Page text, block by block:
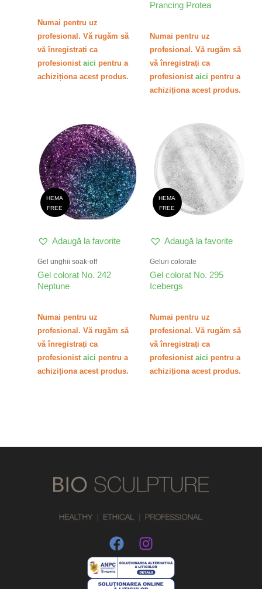
Numai pentru uz
profesional. Vă rugăm să
vă înregistrați ca
profesionist aici pentru a
achiziționa acest produs.
Prancing Protea
Numai pentru uz
profesional. Vă rugăm să
vă înregistrați ca
profesionist aici pentru a
achiziționa acest produs.
HEMA
FREE
Adaugă la favorite
Gel unghii soak-off
Gel colorat No. 242
Neptune
Numai pentru uz
profesional. Vă rugăm să
vă înregistrați ca
profesionist aici pentru a
achiziționa acest produs.
HEMA
FREE
Adaugă la favorite
Geluri colorate
Gel colorat No. 295
Icebergs
Numai pentru uz
profesional. Vă rugăm să
vă înregistrați ca
profesionist aici pentru a
achiziționa acest produs.